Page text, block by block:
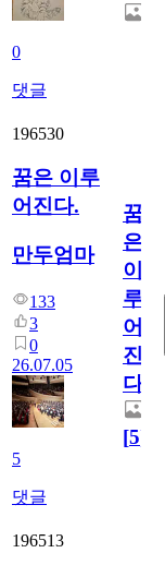
0
댓글
196530
꿈은 이루
어진다.
만두엄마
133
3
0
26.07.05
5
댓글
꿈
은
이
루
어
진
다.
[5]
196513